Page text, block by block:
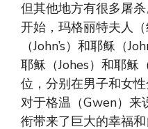
但其他地方有很多屠
开始，玛格丽特夫人
（John’s）和耶稣（
耶稣（Johes）和耶稣
位，分别在男子和女性
对于格温（Gwen）
衔带来了巨大的幸福